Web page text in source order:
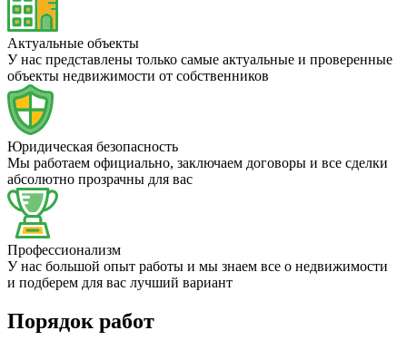
Актуальные объекты
У нас представлены только самые актуальные и проверенные
объекты недвижимости от собственников
Юридическая безопасность
Мы работаем официально, заключаем договоры и все сделки
абсолютно прозрачны для вас
Профессионализм
У нас большой опыт работы и мы знаем все о недвижимости
и подберем для вас лучший вариант
Порядок работ